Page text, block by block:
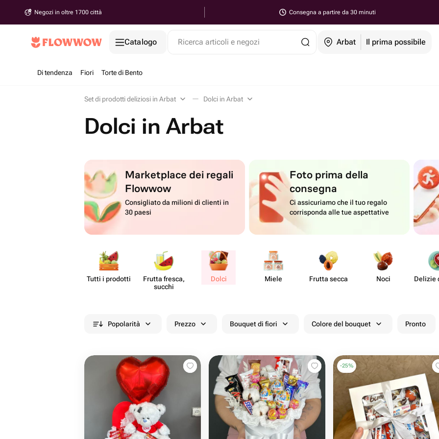
Negozi in oltre 1700 città Consegna a partire da 30 minuti
Catalogo Ricerca articoli e negozi Arbat Il prima possibile
Di tendenza Fiori Torte di Bento
Set di prodotti deliziosi in Arbat Dolci in Arbat
Dolci in Arbat
Marketplace dei regali
Flowwow
Consigliato da milioni di clienti in
30 paesi
Foto prima della
consegna
Ci assicuriamo che il tuo regalo
corrisponda alle tue aspettative
Tutti i prodotti
Frutta fresca,
succhi
Dolci Miele Frutta secca Noci Delizie
Popolarità Prezzo Bouquet di fiori Colore del bouquet Pronto
-25%